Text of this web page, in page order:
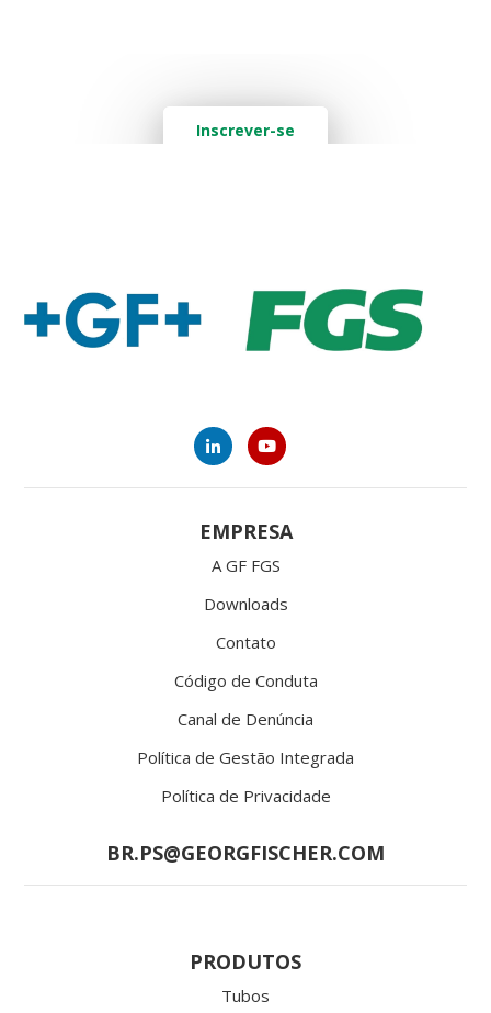
Inscrever-se
EMPRESA
A GF FGS
Downloads
Contato
Código de Conduta
Canal de Denúncia
Política de Gestão Integrada
Política de Privacidade
BR.PS@GEORGFISCHER.COM
PRODUTOS
Tubos